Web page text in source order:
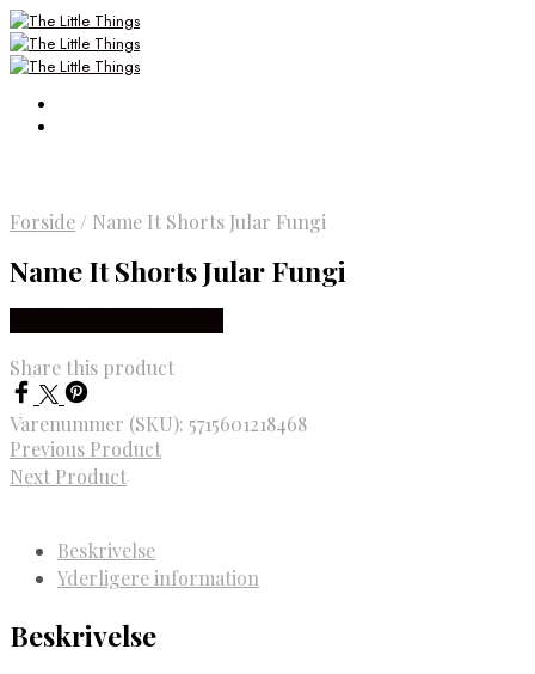
Forside / Name It Shorts Jular Fungi
Name It Shorts Jular Fungi
Share this product
Varenummer (SKU): 5715601218468
Previous Product
Next Product
Beskrivelse
Yderligere information
Beskrivelse